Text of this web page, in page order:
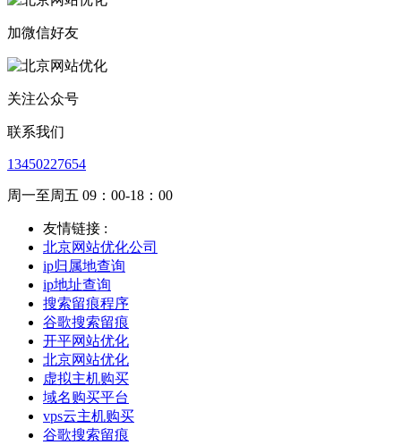
加微信好友
关注公众号
联系我们
13450227654
周一至周五 09：00-18：00
友情链接 :
北京网站优化公司
ip归属地查询
ip地址查询
搜索留痕程序
谷歌搜索留痕
开平网站优化
北京网站优化
虚拟主机购买
域名购买平台
vps云主机购买
谷歌搜索留痕